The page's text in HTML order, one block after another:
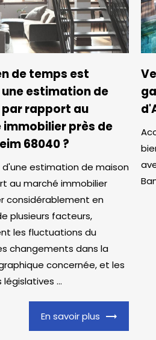
de temps est
estimation de
rapport au
près de
68040 ?
d'une estimation de maison
au marché immobilier
considérablement en
plusieurs facteurs,
les fluctuations du
changements dans la
concernée, et les
...
En savoir plus